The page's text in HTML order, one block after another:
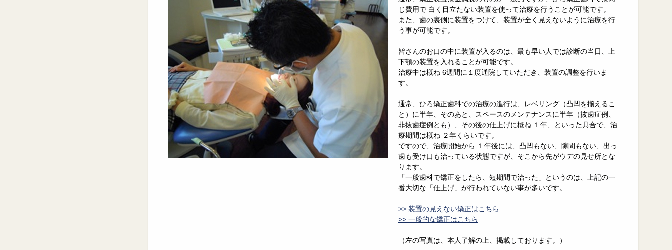
じ費用で 白く目立たない装置を使って治療を行うことが可能です。
また、歯の裏側に装置をつけて、装置が全く見えないように治療を行
う事が可能です。
皆さんのお口の中に装置が入るのは、最も早い人では診断の当日、上
下顎の装置を入れることが可能です。
治療中は概ね 6週間に１度通院していただき、装置の調整を行いま
す。
通常、ひろ矯正歯科での治療の進行は、レベリング（凸凹を揃えるこ
と）に半年、そのあと、スペースのメンテナンスに半年（抜歯症例、
非抜歯症例とも）、その後の仕上げに概ね １年、といった具合で、治
療期間は概ね ２年くらいです。
ですので、治療開始から １年後には、凸凹もない、隙間もない、出っ
歯も受け口も治っている状態ですが、そこから先がウデの見せ所とな
ります。
「一般歯科で矯正をしたら、短期間で治った」というのは、上記の一
番大切な「仕上げ」が行われていない事が多いです。
>> 装置の見えない矯正はこちら
>> 一般的な矯正はこちら
（左の写真は、本人了解の上、掲載しております。）